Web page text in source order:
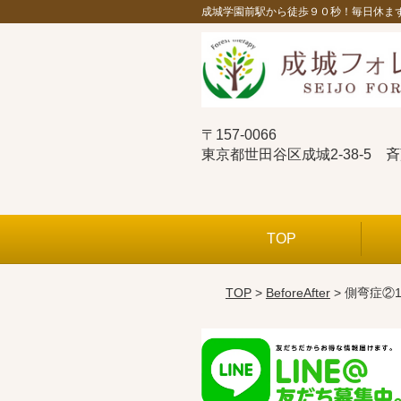
成城学園前駅から徒歩９０秒！毎日休
〒157-0066
東京都世田谷区成城2-38-5
TOP
TOP> BeforeAfter> 側弯症